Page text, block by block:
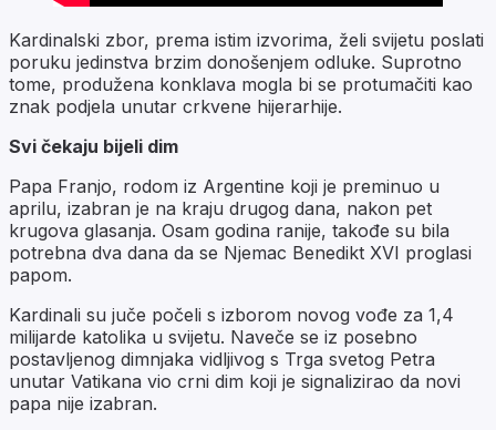
Kardinalski zbor, prema istim izvorima, želi svijetu poslati
poruku jedinstva brzim donošenjem odluke. Suprotno
tome, produžena konklava mogla bi se protumačiti kao
znak podjela unutar crkvene hijerarhije.
Svi čekaju bijeli dim
Papa Franjo, rodom iz Argentine koji je preminuo u
aprilu, izabran je na kraju drugog dana, nakon pet
krugova glasanja. Osam godina ranije, takođe su bila
potrebna dva dana da se Njemac Benedikt XVI proglasi
papom.
Kardinali su juče počeli s izborom novog vođe za 1,4
milijarde katolika u svijetu. Naveče se iz posebno
postavljenog dimnjaka vidljivog s Trga svetog Petra
unutar Vatikana vio crni dim koji je signalizirao da novi
papa nije izabran.